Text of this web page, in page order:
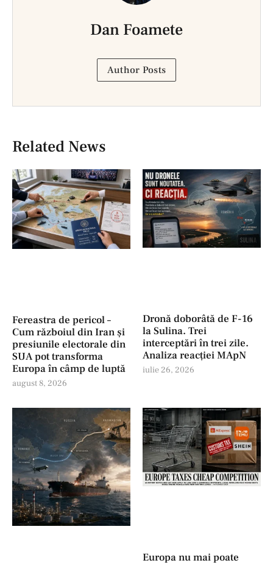
Dan Foamete
Author Posts
Related News
Fereastra de pericol –
Cum războiul din Iran și
presiunile electorale din
SUA pot transforma
Europa în câmp de luptă
august 8, 2026
Dronă doborâtă de F-16
la Sulina. Trei
interceptări în trei zile.
Analiza reacției MApN
iulie 26, 2026
Europa nu mai poate